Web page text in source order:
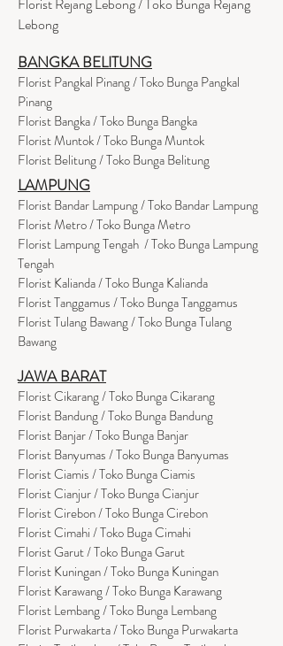
Lebong
BANGKA BELITUNG
Florist Pangkal Pinang / Toko Bunga Pangkal
Pinang
Florist Bangka / Toko Bunga Bangka
Florist Muntok / Toko Bunga Muntok
Florist Belitung / Toko Bunga Belitung
LAMPUNG
Florist Bandar Lampung / Toko Bandar Lampung
Florist Metro / Toko Bunga Metro
Florist Lampung Tengah / Toko Bunga Lampung
Tengah
Florist Kalianda / Toko Bunga Kalianda
Florist Tanggamus / Toko Bunga Tanggamus
Florist Tulang Bawang / Toko Bunga Tulang
Bawang
JAWA BARAT
Florist Cikarang/ Toko Bunga Cikarang
Florist Bandung / Toko Bunga Bandung
Florist Banjar / Toko Bunga Banjar
Florist Banyumas / Toko Bunga Banyumas
Florist Ciamis / Toko Bunga Ciamis
Florist Cianjur / Toko Bunga Cianjur
Florist Cirebon / Toko Bunga Cirebon
Florist Cimahi / Toko Buga Cimahi
Florist Garut / Toko Bunga Garut
Florist Kuningan / Toko Bunga Kuningan
Florist Karawang / Toko Bunga Karawang
Florist Lembang / Toko Bunga Lembang
Florist Purwakarta / Toko Bunga Purwakarta